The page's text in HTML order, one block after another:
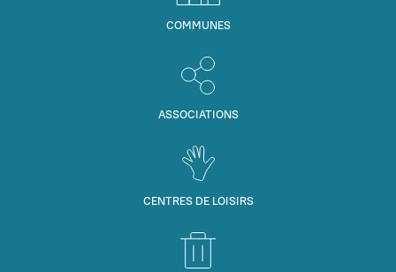
COMMUNES
ASSOCIATIONS
CENTRES DE LOISIRS